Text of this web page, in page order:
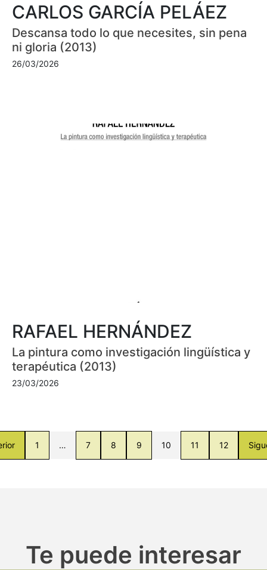
CARLOS GARCÍA PELÁEZ
Descansa todo lo que necesites, sin pena
ni gloria (2013)
26/03/2026
RAFAEL HERNÁNDEZ
La pintura como investigación lingüística y
terapéutica (2013)
23/03/2026
1 … 7 8 9 10 11 12
Te puede interesar